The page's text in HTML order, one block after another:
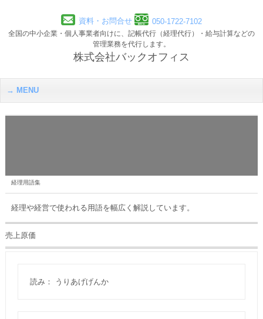
資料・お問合せ 050-1722-7102
全国の中小企業・個人事業者向けに、記帳代行（経理代行）・給与計算などの
管理業務を代行します。
株式会社バックオフィス
MENU
経理用語集
経理や経営で使われる用語を幅広く解説しています。
売上原価
読み： うりあげげんか